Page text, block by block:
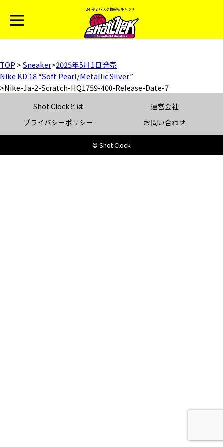
TOP >Sneaker>2025年5月1日発売
Nike KD 18 “Soft Pearl/Metallic Silver”
>Nike-Ja-2-Scratch-HQ1759-400-Release-Date-7
Shot Clockとは
運営会社
プライバシーポリシー
お問い合わせ
© Shot Clock